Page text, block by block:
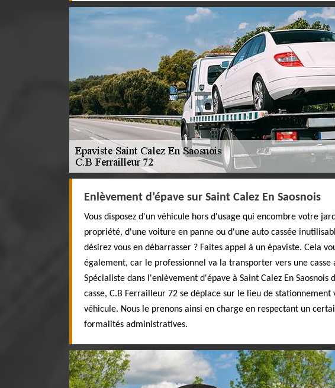
Enlèvement d’épave sur Saint Calez En Saosnois
Vous disposez d'un véhicule hors d'usage qui encombre votre
propriété, d'une voiture en panne ou d'une auto cassée
désirez vous en débarrasser ? Faites appel à un épaviste. Cela
également, car le professionnel va la transporter vers une casse
Spécialiste dans l'enlèvement d'épave à Saint Calez En Saosnois
casse, C.B Ferrailleur 72 se déplace sur le lieu de stationnement
véhicule. Nous le prenons ainsi en charge en respectant un
formalités administratives.